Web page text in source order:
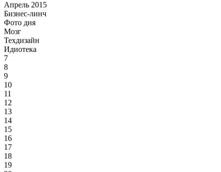
Апрель 2015
Бизнес-линч
Фото дня
Мозг
Техдизайн
Идиотека
7
8
9
10
11
12
13
14
15
16
17
18
19